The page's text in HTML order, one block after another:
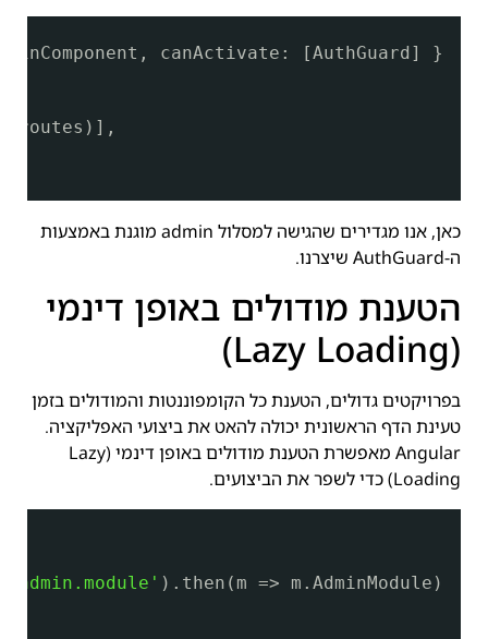
canActivate: [AuthGuard] }
כאן, אנו מגדירים שהגישה למסלול admin מוגנת באמצעות
ה-AuthGuard שיצרנו.
הטענת מודולים באופן דינמי
(Lazy Loading)
בפרויקטים גדולים, הטענת כל הקומפוננטות והמודולים בזמן
טעינת הדף הראשונית יכולה להאט את ביצועי האפליקציה.
Angular מאפשרת הטענת מודולים באופן דינמי (Lazy
Loading) כדי לשפר את הביצועים.
admin.module' ).then(m => m.AdminModule)